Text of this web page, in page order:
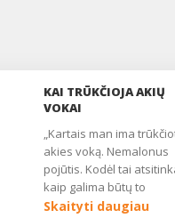
KAI TRŪKČIOJA AKIŲ
VOKAI
„Kartais man ima trūkčioti
akies voką. Nemalonus
pojūtis. Kodėl tai
kaip galima būtų to
išvengti?“ – klausia mūsų
Skaityti daugiau